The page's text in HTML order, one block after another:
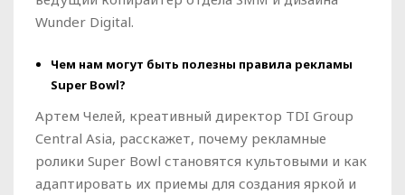
Wunder Digital.
Чем нам могут быть полезны правила рекламы
Super Bowl?
Артем Челей, креативный директор TDI Group
Central Asia, расскажет, почему рекламные
ролики Super Bowl становятся культовыми и как
адаптировать их приемы для создания яркой и